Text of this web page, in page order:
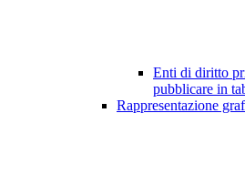
Enti di diritto
pubblicare in
Rappresentazione